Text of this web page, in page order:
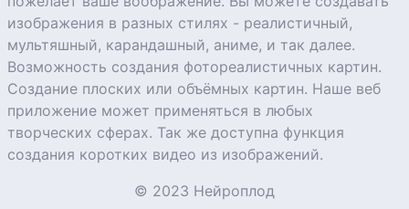
изображения в разных стилях - реалистичный,
мультяшный, карандашный, аниме, и так далее.
Возможность создания фотореалистичных картин.
Создание плоских или объёмных картин. Наше веб
приложение может применяться в любых
творческих сферах. Так же доступна функция
создания коротких видео из изображений.
© 2023 Нейроплод